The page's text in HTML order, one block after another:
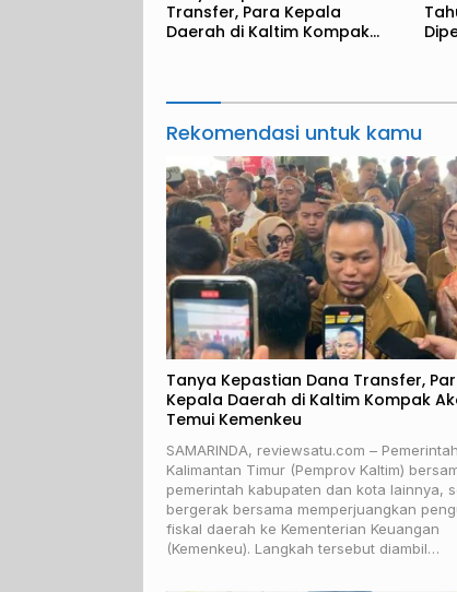
Transfer, Para Kepala
Daerah di Kaltim Kompak
Rekomendasi untuk kamu
Tanya Kepastian Dana Transfer,
Kepala Daerah di Kaltim Kompak
Temui Kemenkeu
SAMARINDA, reviewsatu.com –
Kalimantan Timur (Pemprov Kaltim)
pemerintah kabupaten dan kota lainnya,
bergerak bersama memperjuangkan
fiskal daerah ke Kementerian Keuangan
(Kemenkeu). Langkah tersebut diambil…